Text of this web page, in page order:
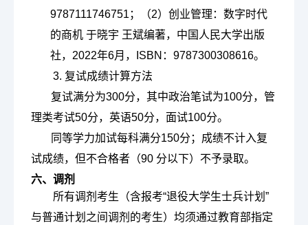
9787111746751；（2）创业管理：数字时代
的商机 于晓宇 王斌编著，中国人民大学出版
社，2022年6月，ISBN：9787300308616。
3. 复试成绩计算方法
复试满分为300分，其中政治笔试为100分，管
理类考试50分，英语50分，面试100分。
同等学力加试每科满分150分 ；成绩不计入复
试成绩，但不合格者（90 分以下）不予录取。
六、调剂
所有调剂考生（含报考“退役大学生士兵计划”
与普通计划之间调剂的考生）均须通过教育部指定